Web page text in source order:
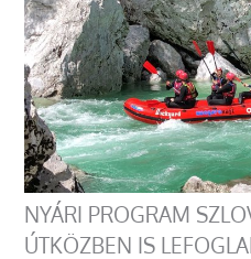
NYÁRI PROGRAM
ÚTKÖZBEN IS